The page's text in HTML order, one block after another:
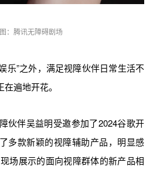
图：腾讯无障碍剧场
乐”之外，满足视障伙伴日常生活不
遍地开花。
伙伴吴益明受邀参加了2024谷歌开
多款新颖的视障辅助产品，明显感
场展示的面向视障群体的新产品相